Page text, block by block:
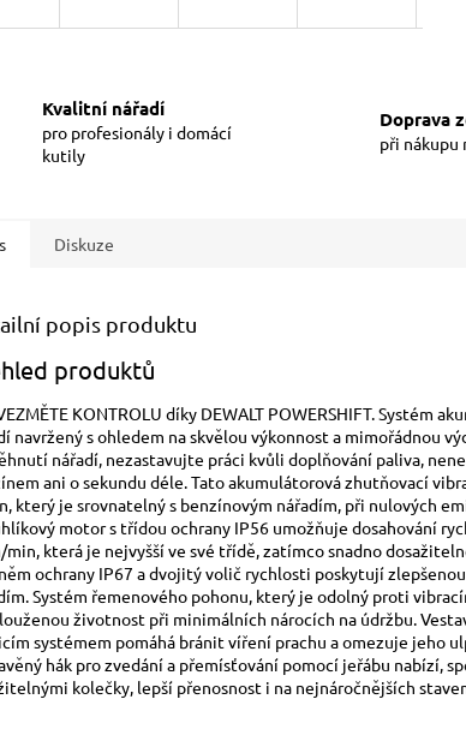
Kvalitní nářadí
pro profesionály i domácí
kutily
Doprava
při nákupu
Diskuze
popis produktu
produktů
KONTROLU díky DEWALT POWERSHIFT. Systém
navržený s ohledem na skvělou výkonnost a mimořádnou
nářadí, nezastavujte práci kvůli doplňování paliva,
ani o sekundu déle. Tato akumulátorová zhutňovací
který je srovnatelný s benzínovým nářadím, při nulových
motor s třídou ochrany IP56 umožňuje dosahování
min, která je nejvyšší ve své třídě, zatímco snadno
ochrany IP67 a dvojitý volič rychlosti poskytují
Systém řemenového pohonu, který je odolný proti
životnost při minimálních nárocích na údržbu.
systémem pomáhá bránit víření prachu a omezuje jeho
hák pro zvedání a přemísťování pomocí jeřábu nabízí,
kolečky, lepší přenosnost i na nejnáročnějších